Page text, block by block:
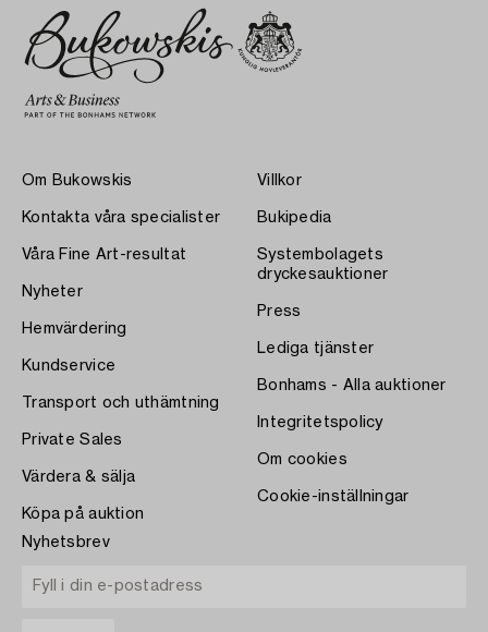
Om Bukowskis
Kontakta våra specialister
Våra Fine Art-resultat
Nyheter
Hemvärdering
Kundservice
Transport och uthämtning
Private Sales
Värdera & sälja
Köpa på auktion
Villkor
Bukipedia
Systembolagets
dryckesauktioner
Press
Lediga tjänster
Bonhams - Alla auktioner
Integritetspolicy
Om cookies
Cookie-inställningar
Nyhetsbrev